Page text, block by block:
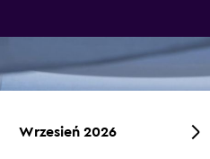
Wrzesień 2026